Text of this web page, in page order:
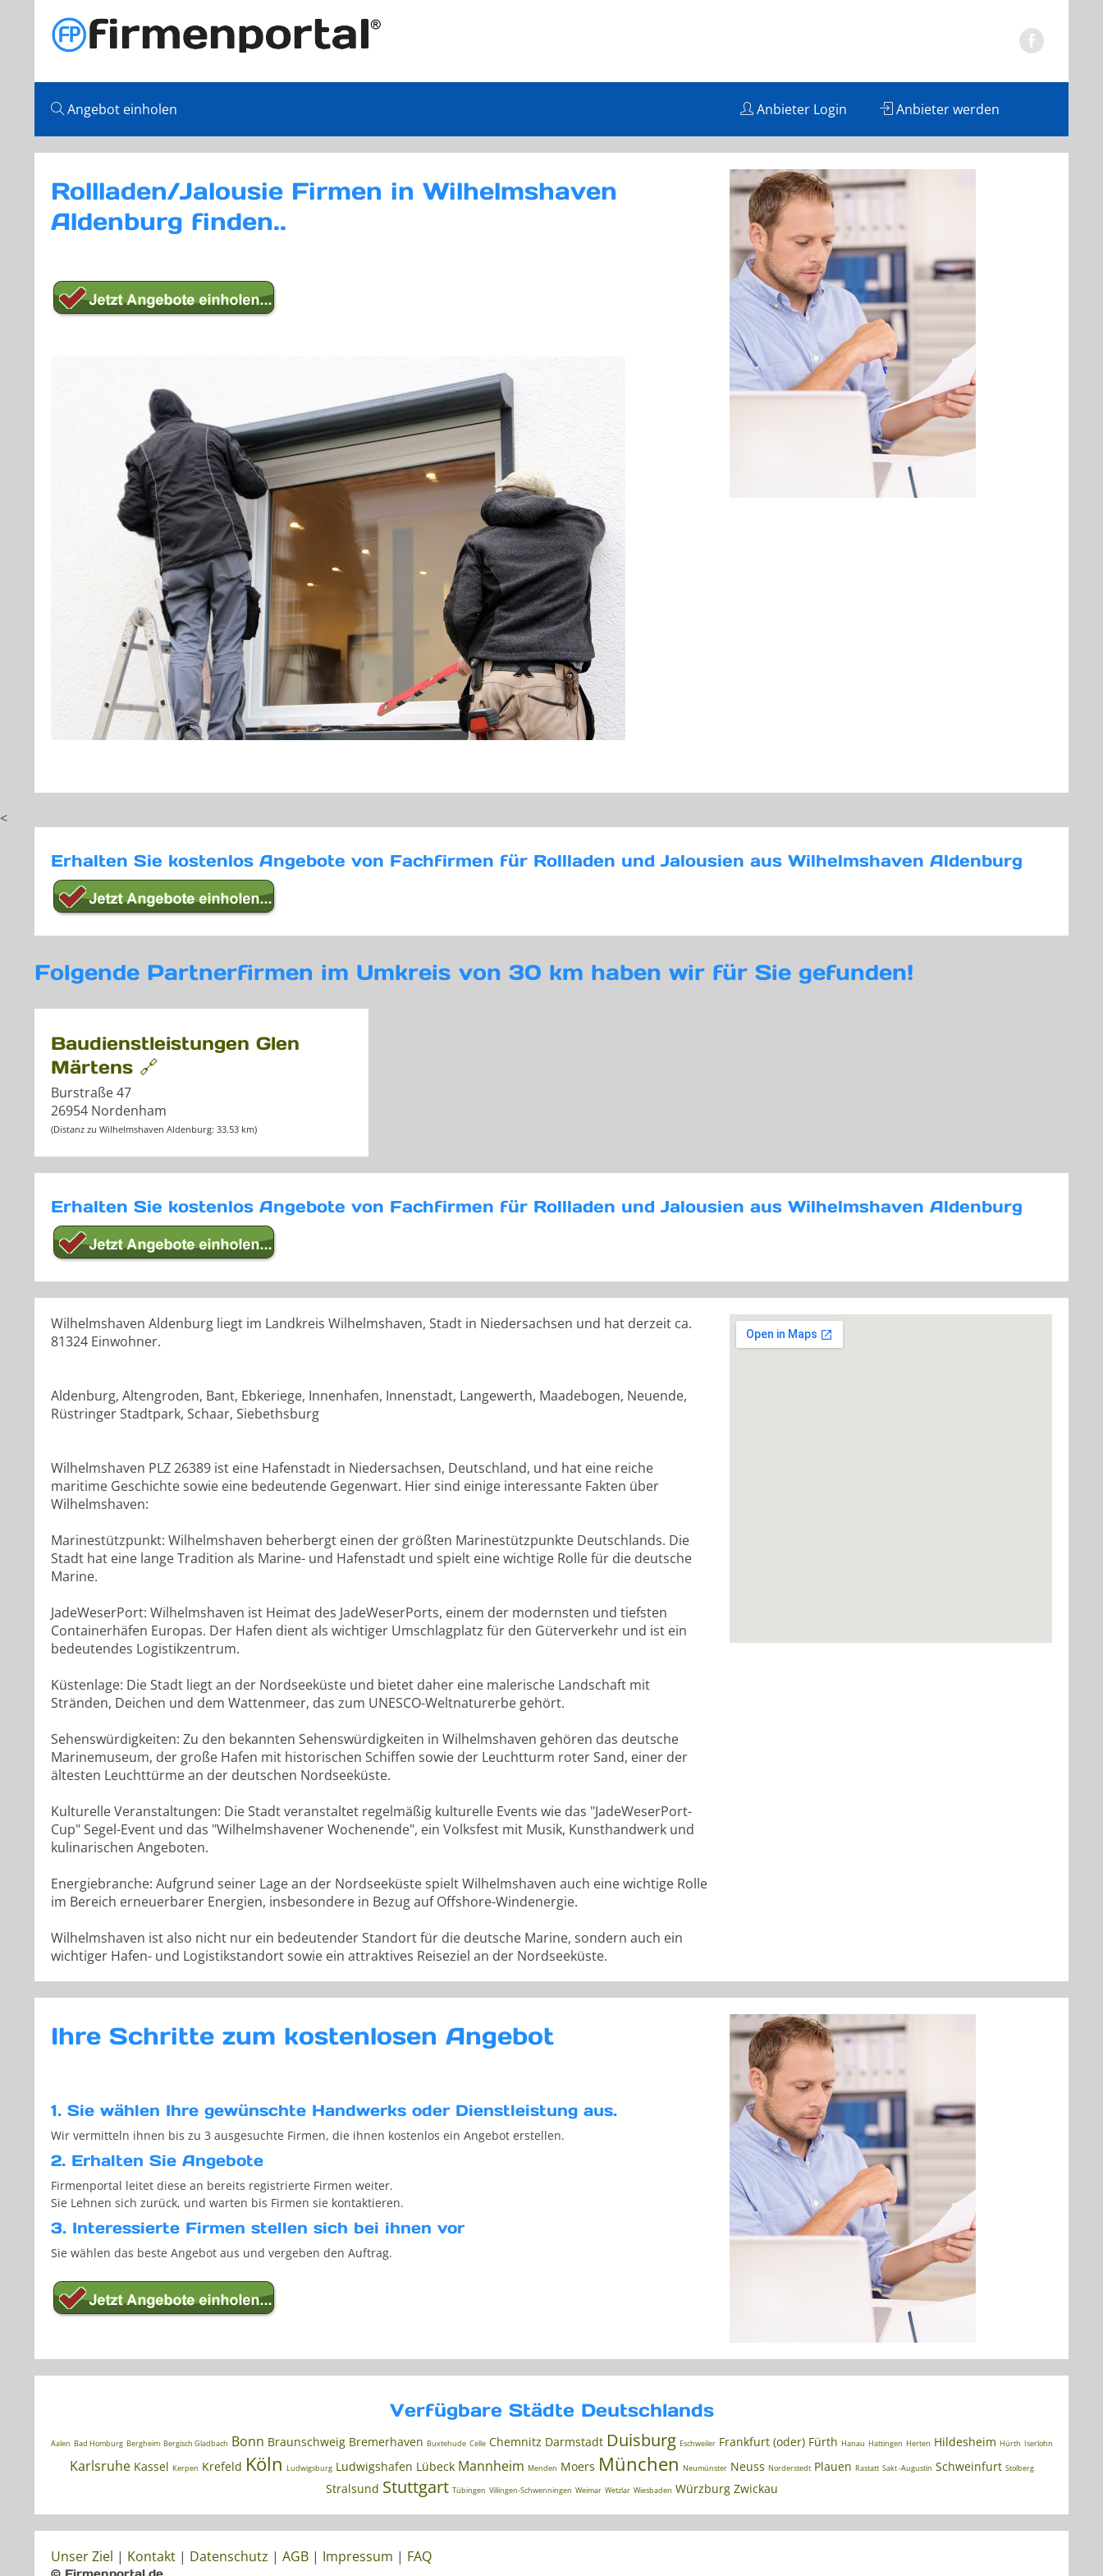
Angebot einholen Anbieter Login Anbieter werden
Rollladen/Jalousie Firmen in Wilhelmshaven
Aldenburg finden..
<
Erhalten Sie kostenlos Angebote von Fachfirmen für Rollladen und Jalousien aus Wilhelmshaven Aldenburg
Folgende Partnerfirmen im Umkreis von 30 km haben wir für Sie gefunden!
Baudienstleistungen Glen
Märtens 🔗
Burstraße 47
26954 Nordenham
(Distanz zu Wilhelmshaven Aldenburg: 33.53 km)
Erhalten Sie kostenlos Angebote von Fachfirmen für Rollladen und Jalousien aus Wilhelmshaven Aldenburg
Wilhelmshaven Aldenburg liegt im Landkreis Wilhelmshaven, Stadt in Niedersachsen und hat derzeit ca.
81324 Einwohner.
Aldenburg, Altengroden, Bant, Ebkeriege, Innenhafen, Innenstadt, Langewerth, Maadebogen, Neuende,
Rüstringer Stadtpark, Schaar, Siebethsburg
Wilhelmshaven PLZ 26389 ist eine Hafenstadt in Niedersachsen, Deutschland, und hat eine reiche
maritime Geschichte sowie eine bedeutende Gegenwart. Hier sind einige interessante Fakten über
Wilhelmshaven:
Marinestützpunkt: Wilhelmshaven beherbergt einen der größten Marinestützpunkte Deutschlands. Die
Stadt hat eine lange Tradition als Marine- und Hafenstadt und spielt eine wichtige Rolle für die deutsche
Marine.
JadeWeserPort: Wilhelmshaven ist Heimat des JadeWeserPorts, einem der modernsten und tiefsten
Containerhäfen Europas. Der Hafen dient als wichtiger Umschlagplatz für den Güterverkehr und ist ein
bedeutendes Logistikzentrum.
Küstenlage: Die Stadt liegt an der Nordseeküste und bietet daher eine malerische Landschaft mit
Stränden, Deichen und dem Wattenmeer, das zum UNESCO-Weltnaturerbe gehört.
Sehenswürdigkeiten: Zu den bekannten Sehenswürdigkeiten in Wilhelmshaven gehören das deutsche
Marinemuseum, der große Hafen mit historischen Schiffen sowie der Leuchtturm roter Sand, einer der
ältesten Leuchttürme an der deutschen Nordseeküste.
Kulturelle Veranstaltungen: Die Stadt veranstaltet regelmäßig kulturelle Events wie das "JadeWeserPort-
Cup" Segel-Event und das "Wilhelmshavener Wochenende", ein Volksfest mit Musik, Kunsthandwerk und
kulinarischen Angeboten.
Energiebranche: Aufgrund seiner Lage an der Nordseeküste spielt Wilhelmshaven auch eine wichtige Rolle
im Bereich erneuerbarer Energien, insbesondere in Bezug auf Offshore-Windenergie.
Wilhelmshaven ist also nicht nur ein bedeutender Standort für die deutsche Marine, sondern auch ein
wichtiger Hafen- und Logistikstandort sowie ein attraktives Reiseziel an der Nordseeküste.
Ihre Schritte zum kostenlosen Angebot
1. Sie wählen Ihre gewünschte Handwerks oder Dienstleistung aus.
Wir vermitteln ihnen bis zu 3 ausgesuchte Firmen, die ihnen kostenlos ein Angebot erstellen.
2. Erhalten Sie Angebote
Firmenportal leitet diese an bereits registrierte Firmen weiter.
Sie Lehnen sich zurück, und warten bis Firmen sie kontaktieren.
3. Interessierte Firmen stellen sich bei ihnen vor
Sie wählen das beste Angebot aus und vergeben den Auftrag.
Verfügbare Städte Deutschlands
Aalen Bad Homburg Bergheim Bergisch Gladbach Bonn Braunschweig Bremerhaven Buxtehude Celle Chemnitz Darmstadt Duisburg Eschweiler Frankfurt (oder) Fürth Hanau Hattingen Herten Hildesheim Hürth Iserlohn
Karlsruhe Kassel Kerpen Krefeld Köln Ludwigsburg Ludwigshafen Lübeck Mannheim Menden Moers München Neumünster Neuss Norderstedt Plauen Rastatt Sakt -Augustin Schweinfurt Stolberg
Stralsund Stuttgart Tübingen Villingen-Schwenningen Weimar Wetzlar Wiesbaden Würzburg Zwickau
Unser Ziel | Kontakt | Datenschutz | AGB | Impressum | FAQ